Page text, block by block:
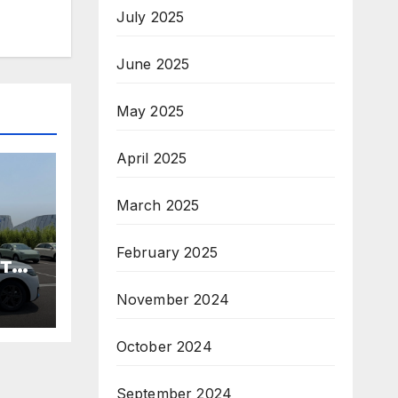
July 2025
June 2025
May 2025
April 2025
March 2025
February 2025
November 2024
October 2024
September 2024